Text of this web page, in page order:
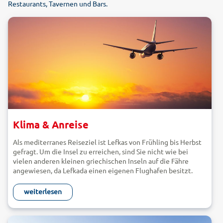
Restaurants, Tavernen und Bars.
Klima & Anreise
Als mediterranes Reiseziel ist Lefkas von Frühling bis Herbst
gefragt. Um die Insel zu erreichen, sind Sie nicht wie bei
vielen anderen kleinen griechischen Inseln auf die Fähre
angewiesen, da Lefkada einen eigenen Flughafen besitzt.
Klima
Auf Lefkas begegnet Ihnen das typische Mittelmeerklima mit
heißesten Monate sind Juli und August, in denen die
weiterlesen